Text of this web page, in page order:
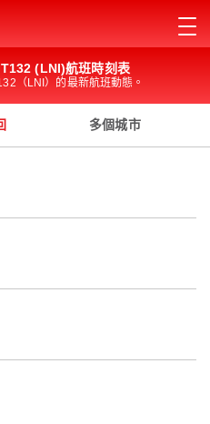
(LNI)航班時刻表
（LNI）的最新航班動態。
多個城市